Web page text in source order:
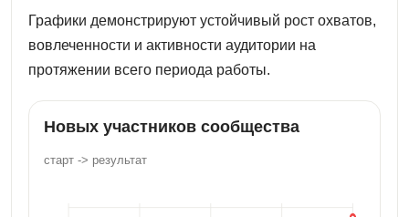
Графики демонстрируют устойчивый рост охватов,
вовлеченности и активности аудитории на
протяжении всего периода работы.
Новых участников сообщества
старт -> результат